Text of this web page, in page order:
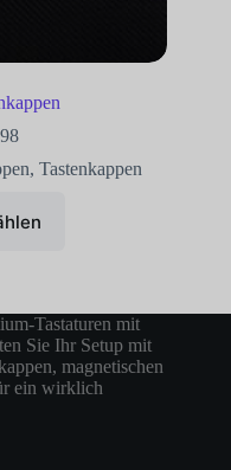
, Tastenkappen
Tastaturen mit
Sie Ihr Setup mit
magnetischen
ein wirklich